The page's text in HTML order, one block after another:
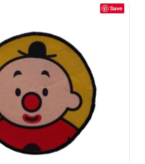
Save